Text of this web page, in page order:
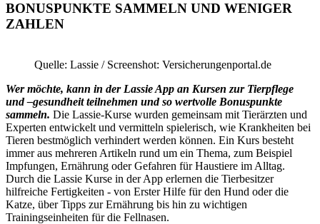
BONUSPUNKTE SAMMELN UND WENIGER
ZAHLEN
Quelle: Lassie / Screenshot: Versicherungenportal.de
Wer möchte, kann in der Lassie App an Kursen zur Tierpflege
und –gesundheit teilnehmen und so wertvolle Bonuspunkte
sammeln. Die Lassie-Kurse wurden gemeinsam mit Tierärzten und
Experten entwickelt und vermitteln spielerisch, wie Krankheiten bei
Tieren bestmöglich verhindert werden können. Ein Kurs besteht
immer aus mehreren Artikeln rund um ein Thema, zum Beispiel
Impfungen, Ernährung oder Gefahren für Haustiere im Alltag.
Durch die Lassie Kurse in der App erlernen die Tierbesitzer
hilfreiche Fertigkeiten - von Erster Hilfe für den Hund oder die
Katze, über Tipps zur Ernährung bis hin zu wichtigen
Trainingseinheiten für die Fellnasen.